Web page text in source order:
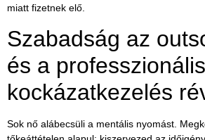
miatt fizetnek elő.
Szabadság az
és a professzionális
kockázatkezelés
Sok nő alábecsüli a mentális nyomást.